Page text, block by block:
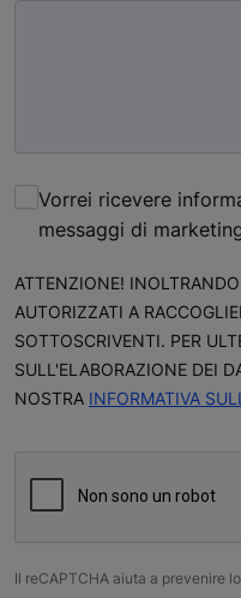
Vorrei ricevere
messaggi di
ATTENZIONE!
AUTORIZZATI A
SOTTOSCRIVENTI. PER
SULL'ELABORAZIONE DEI
NOSTRA INFORMATIVA
Il reCAPTCHA aiuta a prevenire